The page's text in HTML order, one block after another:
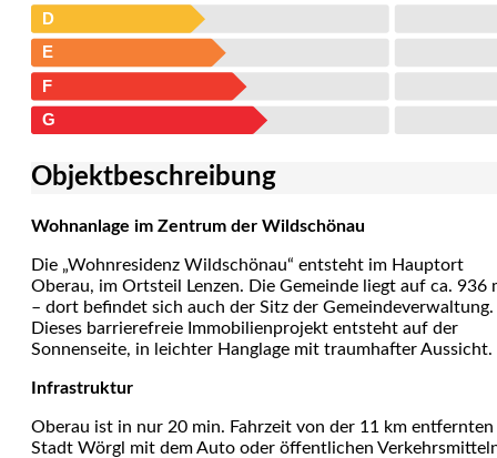
D
E
F
G
Objekt­beschreibung
Wohnanlage im Zentrum der Wildschönau
Die „Wohnresidenz Wildschönau“ entsteht im Hauptort
Oberau, im Ortsteil Lenzen. Die Gemeinde liegt auf ca. 936
– dort befindet sich auch der Sitz der Gemeindeverwaltung.
Dieses barrierefreie Immobilienprojekt entsteht auf der
Sonnenseite, in leichter Hanglage mit traumhafter Aussicht.
Infrastruktur
Oberau ist in nur 20 min. Fahrzeit von der 11 km entfernten
Stadt Wörgl mit dem Auto oder öffentlichen